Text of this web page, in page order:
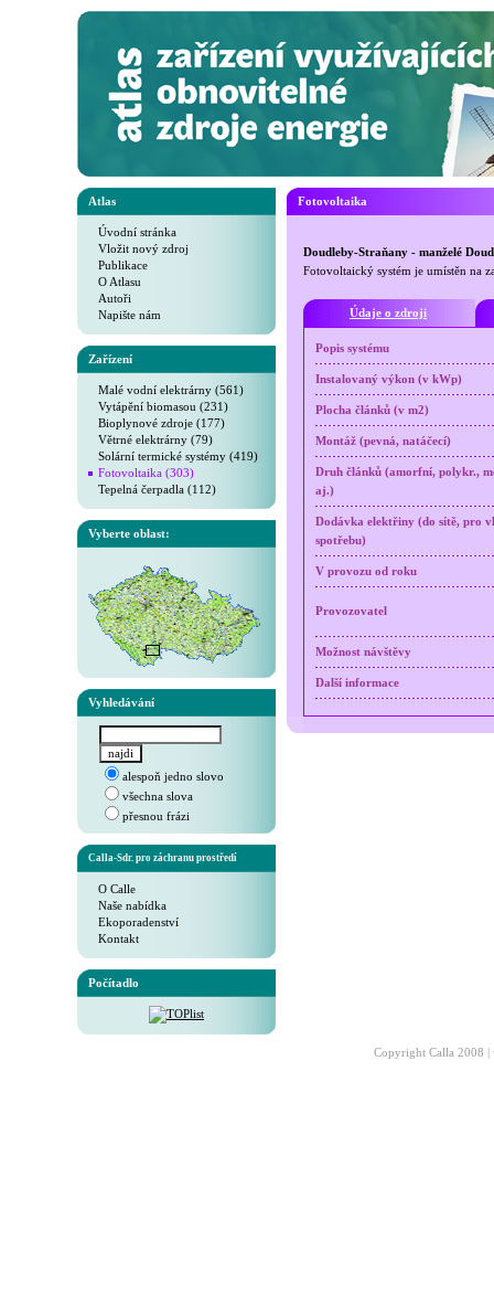
Atlas
Úvodní stránka
Vložit nový zdroj
Publikace
O Atlasu
Autoři
Napište nám
Zařízení
Malé vodní elektrárny (561)
Vytápění biomasou (231)
Bioplynové zdroje (177)
Větrné elektrárny (79)
Solární termické systémy (419)
Fotovoltaika (303)
Tepelná čerpadla (112)
Vyberte oblast:
Vyhledávání
alespoň jedno slovo
všechna slova
přesnou frázi
Calla-Sdr. pro záchranu prostředí
O Calle
Naše nabídka
Ekoporadenství
Kontakt
Počítadlo
Fotovoltaika
Doudleby-Straňany - manželé
Fotovoltaický systém je umístěn na
Údaje o zdroji
Popis systému
Instalovaný výkon (v kWp)
Plocha článků (v m2)
Montáž (pevná, natáčecí)
Druh článků (amorfní, polykr.,
aj.)
Dodávka elektřiny (do sítě, pro
spotřebu)
V provozu od roku
Provozovatel
Možnost návštěvy
Další informace
Copyright Calla 2008 |